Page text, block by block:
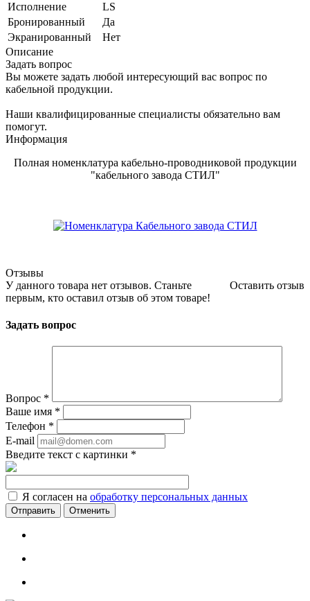
Исполнение
LS
Бронированный
Да
Экранированный
Нет
Описание
Задать вопрос
Вы можете задать любой интересующий вас вопрос по
кабельной продукции.
Наши квалифицированные специалисты обязательно вам
помогут.
Информация
Полная номенклатура кабельно-проводниковой продукции
"кабельного завода СТИЛ"
Отзывы
Оставить отзыв
У данного товара нет отзывов. Станьте
первым, кто оставил отзыв об этом товаре!
Задать вопрос
Вопрос *
Ваше имя *
Телефон *
E-mail
Введите текст с картинки *
Я согласен на обработку персональных данных
Отменить